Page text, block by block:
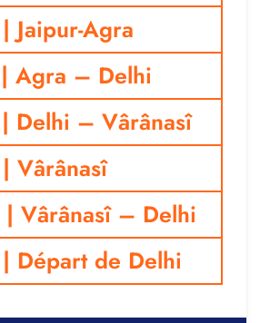
Jaipur-Agra
Agra – Delhi
Delhi – Vârânasî
Vârânasî
| Vârânasî – Delhi
Départ de Delhi